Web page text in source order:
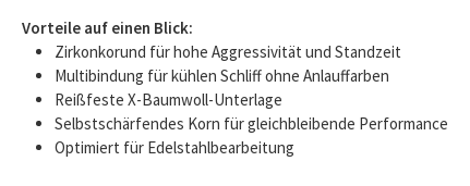
Vorteile auf einen Blick:
Zirkonkorund für hohe Aggressivität und Standzeit
Multibindung für kühlen Schliff ohne Anlauffarben
Reißfeste X-Baumwoll-Unterlage
Selbstschärfendes Korn für gleichbleibende Performance
Optimiert für Edelstahlbearbeitung